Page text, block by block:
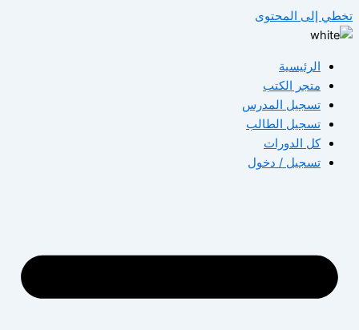
تخطي إلى المحتوى
الرئيسية
متجر الكتب
تسجيل المدرس
تسجيل الطالب
كل الدورات
تسجيل / دخول